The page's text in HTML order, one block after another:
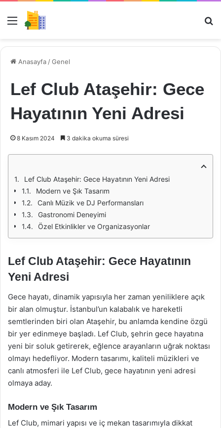
Menü
Anasayfa /Genel
Lef Club Ataşehir: Gece
Hayatının Yeni Adresi
8 Kasım 2024 3 dakika okuma süresi
Lef Club Ataşehir: Gece Hayatının Yeni Adresi
Modern ve Şık Tasarım
Canlı Müzik ve DJ Performansları
Gastronomi Deneyimi
Özel Etkinlikler ve Organizasyonlar
Lef Club Ataşehir: Gece Hayatının
Yeni Adresi
Gece hayatı, dinamik yapısıyla her zaman yeniliklere açık
bir alan olmuştur. İstanbul’un kalabalık ve hareketli
semtlerinden biri olan Ataşehir, bu anlamda kendine özgü
bir yer edinmeye başladı. Lef Club, şehrin gece hayatına
yeni bir soluk getirerek, eğlence arayanların uğrak noktası
olmayı hedefliyor. Modern tasarımı, kaliteli müzikleri ve
canlı atmosferi ile Lef Club, gece hayatının yeni adresi
olmaya aday.
Modern ve Şık Tasarım
Lef Club, mimari yapısı ve iç mekan tasarımıyla dikkat